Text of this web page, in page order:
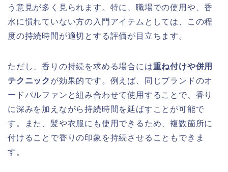
う意見が多く見られます。特に、職場での使用や、香
水に慣れていない方の入門アイテムとしては、この程
度の持続時間が適切とする評価が目立ちます。
ただし、香りの持続を求める場合には重ね付けや併用
テクニック が効果的です。例えば、同じブランドのオ
ードパルファンと組み合わせて使用することで、香り
に深みを加えながら持続時間を延ばすことが可能で
す。また、髪や衣服にも使用できるため、複数箇所に
付けることで香りの印象を持続させることもできま
す。